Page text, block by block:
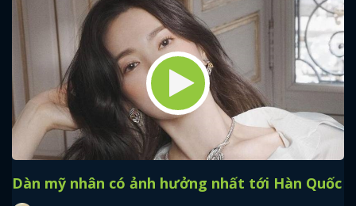
Dàn mỹ nhân có ảnh hưởng nhất tới Hàn Quốc